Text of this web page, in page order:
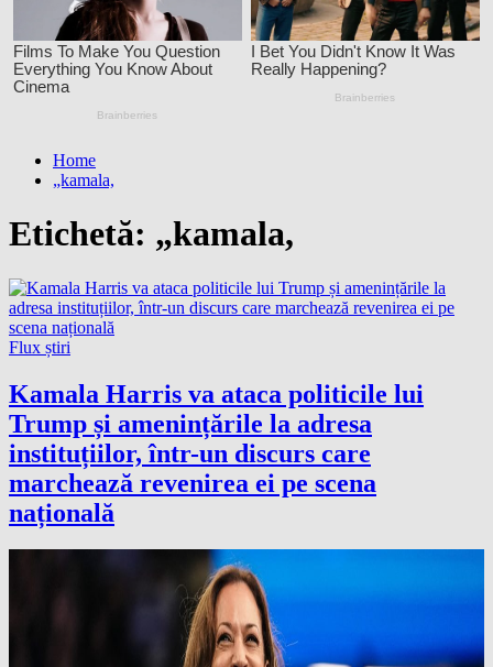
Home
„kamala,
Etichetă: „kamala,
Flux știri
Kamala Harris va ataca politicile lui
Trump și amenințările la adresa
instituțiilor, într-un discurs care
marchează revenirea ei pe scena
națională